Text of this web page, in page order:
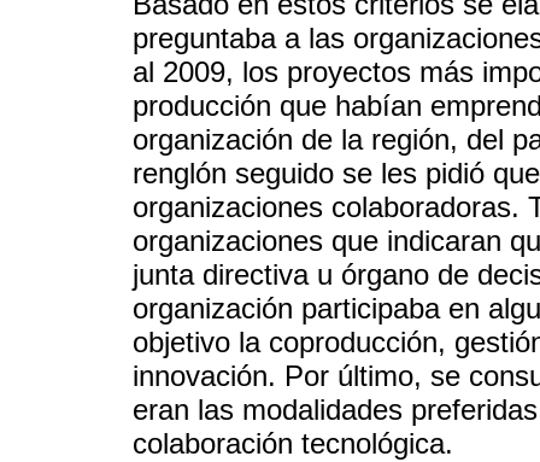
preguntaba a las
al 2009, los proyectos más
producción que habían
organización de la región, del
renglón seguido se les pidió
organizaciones colaboradoras.
organizaciones que indicaran
junta directiva u órgano de
organización participaba en
objetivo la coproducción,
innovación. Por último, se
eran las modalidades
colaboración tecnológica.